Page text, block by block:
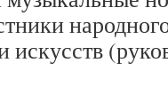
искусств